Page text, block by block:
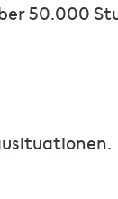
50.000